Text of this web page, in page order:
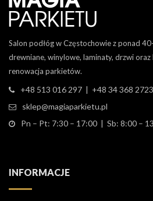
Salon podłóg w Częstochowie z ponad
drewniane, winylowe, laminaty, drzwi
renowacja parkietów.
+48 513 016 297 | +48 34 368 2723
sklep@magiaparkietu.pl
Pn – Pt: 7:30 – 17:00 | Sb: 8:00 –
INFORMACJE